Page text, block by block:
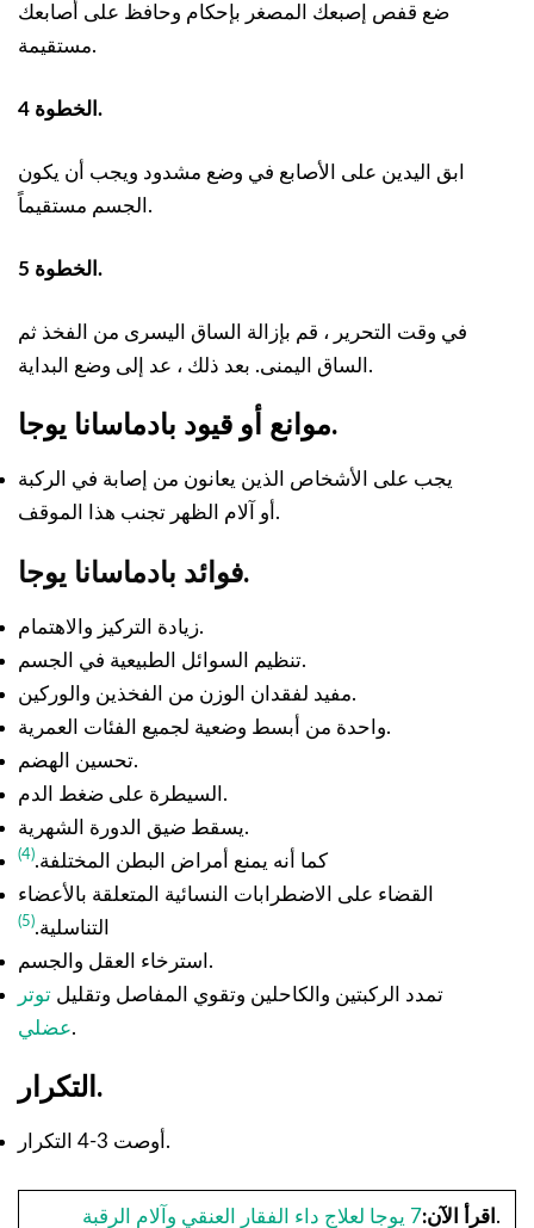
ضع قفص إصبعك المصغر بإحكام وحافظ على أصابعك
مستقيمة.
الخطوة 4.
ابق اليدين على الأصابع في وضع مشدود ويجب أن يكون
الجسم مستقيماً.
الخطوة 5.
في وقت التحرير ، قم بإزالة الساق اليسرى من الفخذ ثم
الساق اليمنى. بعد ذلك ، عد إلى وضع البداية.
موانع أو قيود بادماسانا يوجا.
يجب على الأشخاص الذين يعانون من إصابة في الركبة
أو آلام الظهر تجنب هذا الموقف.
فوائد بادماسانا يوجا.
زيادة التركيز والاهتمام.
تنظيم السوائل الطبيعية في الجسم.
مفيد لفقدان الوزن من الفخذين والوركين.
واحدة من أبسط وضعية لجميع الفئات العمرية.
تحسين الهضم.
السيطرة على ضغط الدم.
يسقط ضيق الدورة الشهرية.
كما أنه يمنع أمراض البطن المختلفة.(
4)
القضاء على الاضطرابات النسائية المتعلقة بالأعضاء
التناسلية.(5)
استرخاء العقل والجسم.
تمدد الركبتين والكاحلين وتقوي المفاصل وتقليل توتر
عضلي.
التكرار.
أوصت 3-4 التكرار.
اقرأ الآن:7 يوجا لعلاج داء الفقار العنقي وآلام الرقبة .